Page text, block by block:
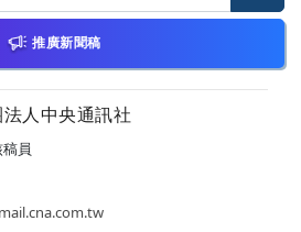
推廣新聞稿
人中央通訊社
員